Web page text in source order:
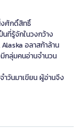
งศักดิ์สิทธิ์
ที่รู้จักในวงกว้าง
Alaska อลาสก้าล้าน
มีกลุ่มคนอ่านจำนวน
ำวันมาเขียน ผู้อ่านจึง